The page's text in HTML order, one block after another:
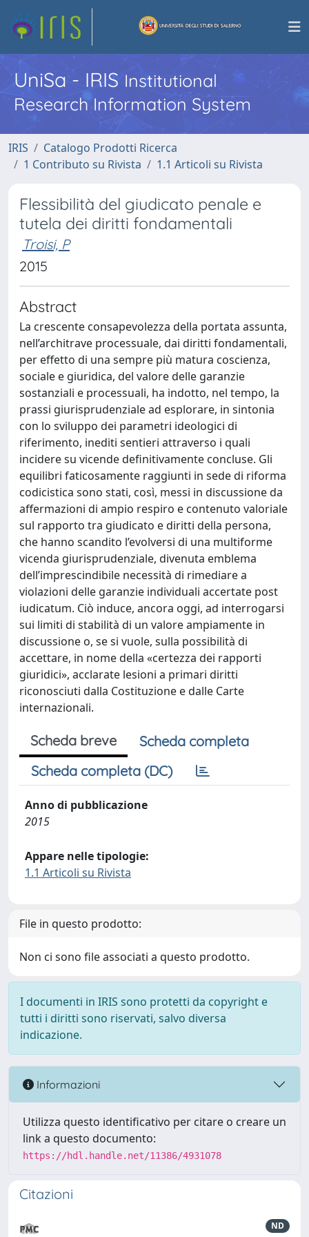
UniSa - IRISInstitutional
Research Information System
IRIS
Catalogo Prodotti Ricerca
1 Contributo su Rivista
1.1 Articoli su Rivista
Flessibilità del giudicato penale e
tutela dei diritti fondamentali
Troisi, P
2015
Abstract
La crescente consapevolezza della portata assunta,
nell’architrave processuale, dai diritti fondamentali,
per effetto di una sempre più matura coscienza,
sociale e giuridica, del valore delle garanzie
sostanziali e processuali, ha indotto, nel tempo, la
prassi giurisprudenziale ad esplorare, in sintonia
con lo sviluppo dei parametri ideologici di
riferimento, inediti sentieri attraverso i quali
incidere su vicende definitivamente concluse. Gli
equilibri faticosamente raggiunti in sede di riforma
codicistica sono stati, così, messi in discussione da
affermazioni di ampio respiro e contenuto valoriale
sul rapporto tra giudicato e diritti della persona,
che hanno scandito l’evolversi di una multiforme
vicenda giurisprudenziale, divenuta emblema
dell’imprescindibile necessità di rimediare a
violazioni delle garanzie individuali accertate post
iudicatum. Ciò induce, ancora oggi, ad interrogarsi
sui limiti di stabilità di un valore ampiamente in
discussione o, se si vuole, sulla possibilità di
accettare, in nome della «certezza dei rapporti
giuridici», acclarate lesioni a primari diritti
riconosciuti dalla Costituzione e dalle Carte
internazionali.
Scheda breve
Scheda completa
Scheda completa (DC)
Anno di pubblicazione
2015
Appare nelle tipologie:
1.1 Articoli su Rivista
File in questo prodotto:
Non ci sono file associati a questo prodotto.
I documenti in IRIS sono protetti da copyright e
tutti i diritti sono riservati, salvo diversa
indicazione.
Informazioni
Utilizza questo identificativo per citare o creare un
link a questo documento:
https://hdl.handle.net/11386/4931078
Citazioni
ND